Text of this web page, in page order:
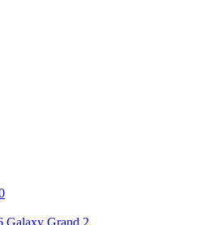
Galaxy Grand 2